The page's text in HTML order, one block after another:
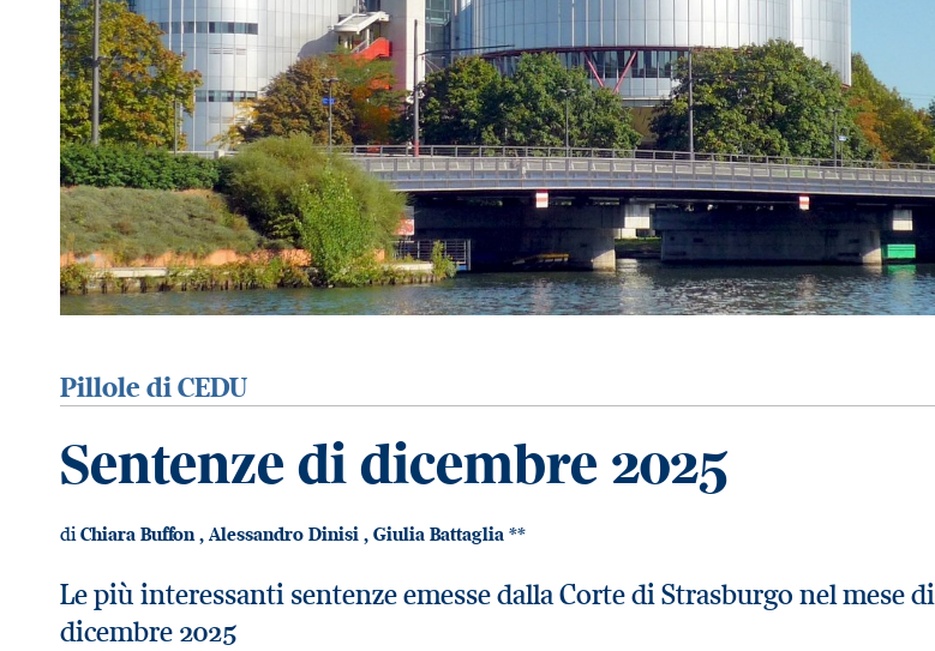
Pillole di CEDU
Sentenze di dicembre 2025
di Chiara Buffon , Alessandro Dinisi , Giulia Battaglia **
Le più interessanti sentenze emesse dalla Corte di Strasburgo nel mese di
dicembre 2025